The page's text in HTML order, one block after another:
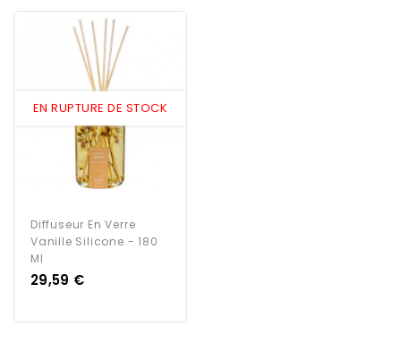
EN RUPTURE DE STOCK
Diffuseur En Verre
Vanille Silicone - 180
Ml
Prix
29,59 €